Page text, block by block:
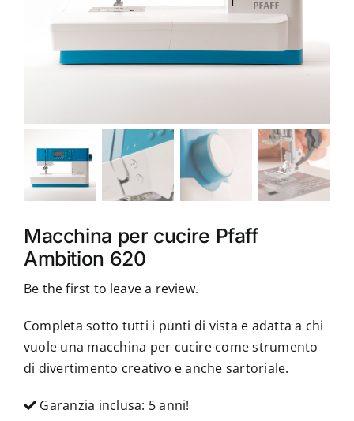
Contatti
Macchina per cucire Pfaff
Ambition 620
Be the first to leave a review.
Completa sotto tutti i punti di vista e adatta a chi
vuole una macchina per cucire come strumento
di divertimento creativo e anche sartoriale.
Garanzia inclusa: 5 anni!